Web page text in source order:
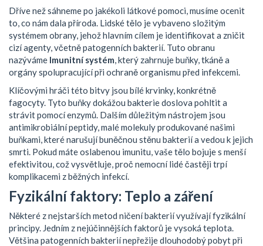
Dříve než sáhneme po jakékoli látkové pomoci, musíme ocenit
to, co nám dala příroda. Lidské tělo je vybaveno složitým
systémem obrany, jehož hlavním cílem je identifikovat a zničit
cizí agenty, včetně patogenních bakterií. Tuto obranu
nazýváme Imunitní systém, který zahrnuje buňky, tkáně a
orgány spolupracující při ochraně organismu před infekcemi.
Klíčovými hráči této bitvy jsou bílé krvinky, konkrétně
fagocyty. Tyto buňky dokážou bakterie doslova pohltit a
strávit pomocí enzymů. Dalším důležitým nástrojem jsou
antimikrobiální peptidy, malé molekuly produkované našimi
buňkami, které narušují buněčnou stěnu bakterií a vedou k jejich
smrti. Pokud máte oslabenou imunitu, vaše tělo bojuje s menší
efektivitou, což vysvětluje, proč nemocní lidé častěji trpí
komplikacemi z běžných infekcí.
Fyzikální faktory: Teplo a záření
Některé z nejstarších metod ničení bakterií využívají fyzikální
principy. Jedním z nejúčinnějších faktorů je vysoká teplota.
Většina patogenních bakterií nepřežije dlouhodobý pobyt při